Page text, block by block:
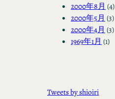
2000年8月 (4)
2000年5月 (3)
2000年4月 (3)
1969年1月 (1)
Tweets by shioiri